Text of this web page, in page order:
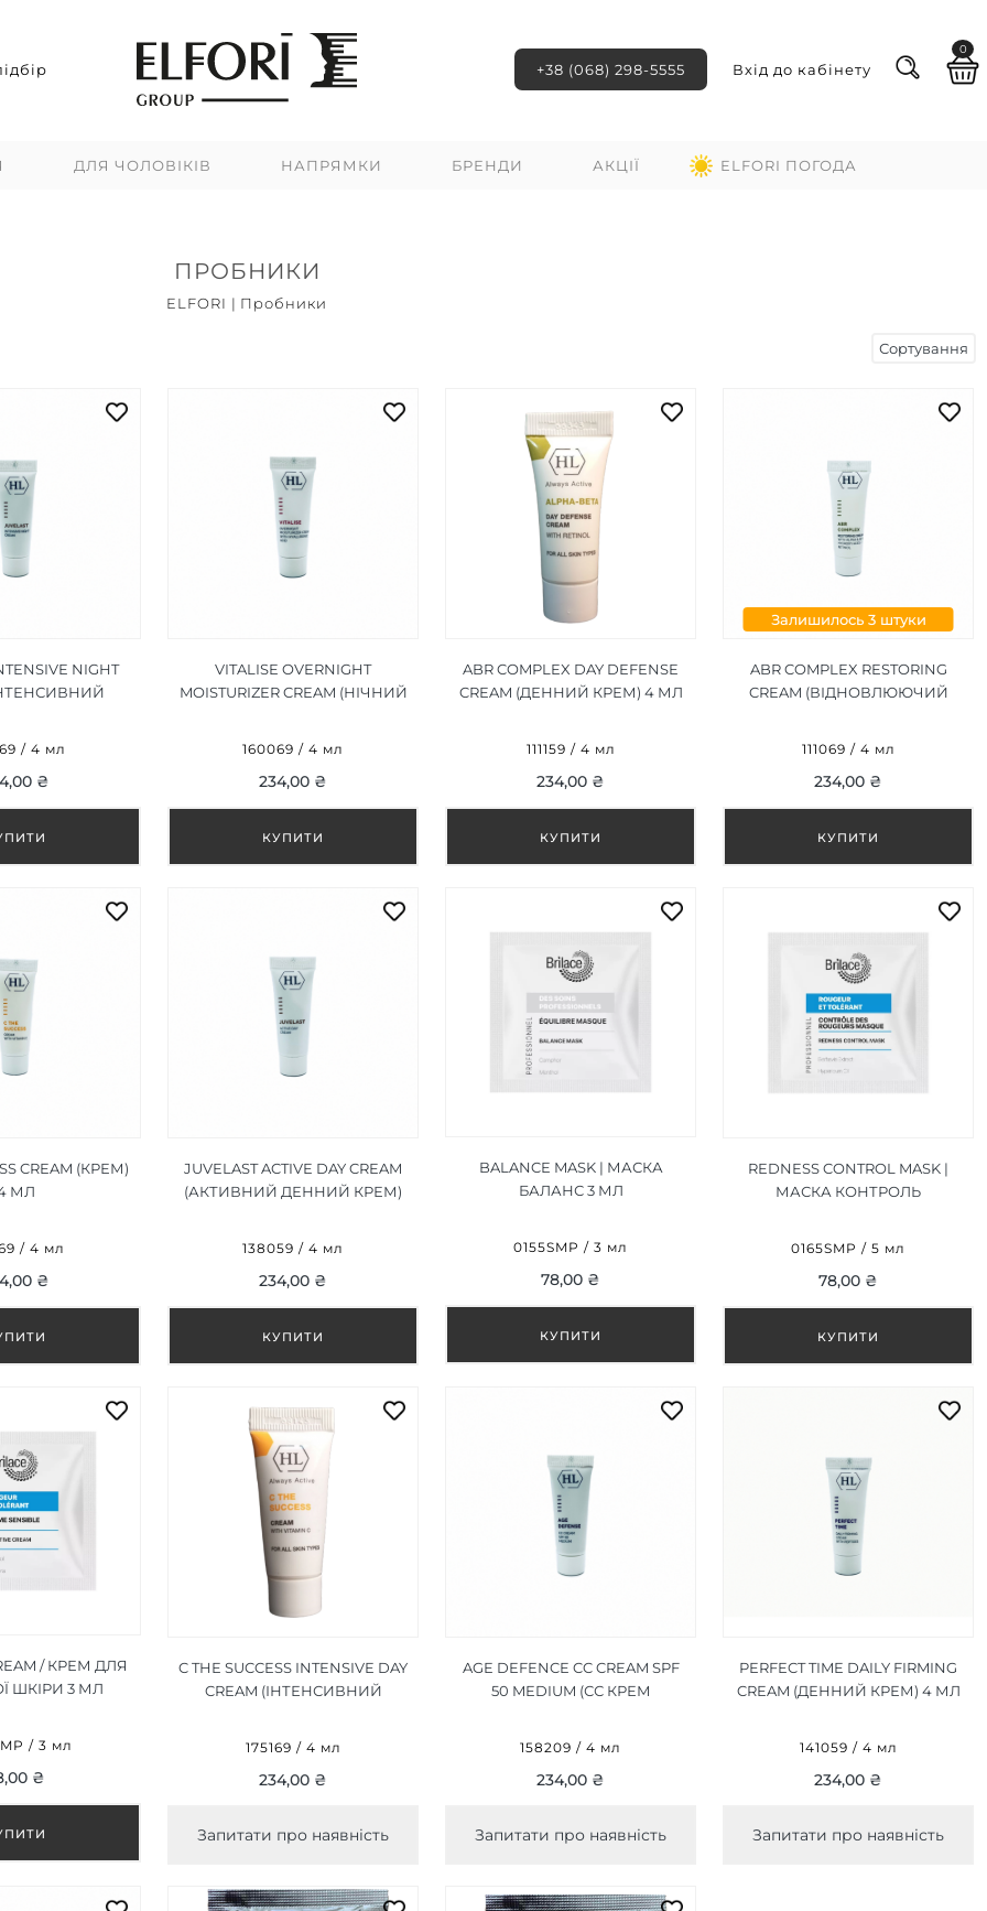
+38 (068) 298-5555 Вхід до кабінету
0
ДЛЯ ЧОЛОВІКІВ НАПРЯМКИ БРЕНДИ АКЦІЇ ELFORI ПОГОДА
ПРОБНИКИ
ELFORI | Пробники
Сортування
NIGHT
/ 4 мл
₴
VITALISE OVERNIGHT
MOISTURIZER CREAM (НІЧНИЙ
160069 / 4 мл
234,00 ₴
ABR COMPLEX DAY DEFENSE
CREAM (ДЕННИЙ КРЕМ) 4 МЛ
111159 / 4 мл
234,00 ₴
Залишилось 3 штуки
ABR COMPLEX RESTORING
CREAM (ВІДНОВЛЮЮЧИЙ
111069 / 4 мл
234,00 ₴
CREAM (КРЕМ)
МЛ
/ 4 мл
₴
JUVELAST ACTIVE DAY CREAM
(АКТИВНИЙ ДЕННИЙ КРЕМ)
138059 / 4 мл
234,00 ₴
BALANCE MASK | МАСКА
БАЛАНС 3 МЛ
0155SMP / 3 мл
78,00 ₴
REDNESS CONTROL MASK |
МАСКА КОНТРОЛЬ
0165SMP / 5 мл
78,00 ₴
/ КРЕМ ДЛЯ
ШКІРИ 3 МЛ
/ 3 мл
₴
C THE SUCCESS INTENSIVE DAY
CREAM (ІНТЕНСИВНИЙ
175169 / 4 мл
234,00 ₴
Запитати про наявність
AGE DEFENCE CC CREAM SPF
50 MEDIUM (СС КРЕМ
158209 / 4 мл
234,00 ₴
Запитати про наявність
PERFECT TIME DAILY FIRMING
CREAM (ДЕННИЙ КРЕМ) 4 МЛ
141059 / 4 мл
234,00 ₴
Запитати про наявність